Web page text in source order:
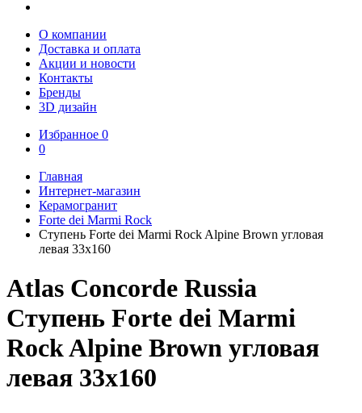
О компании
Доставка и оплата
Акции и новости
Контакты
Бренды
3D дизайн
Избранное 0
0
Главная
Интернет-магазин
Керамогранит
Forte dei Marmi Rock
Ступень Forte dei Marmi Rock Alpine Brown угловая
левая 33x160
Atlas Concorde Russia
Ступень Forte dei Marmi
Rock Alpine Brown угловая
левая 33x160